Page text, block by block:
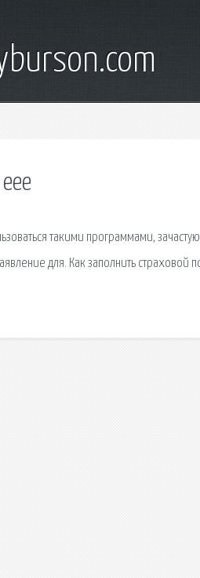
такими программами,
для. Как заполнить страховой